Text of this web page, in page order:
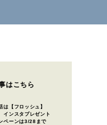
はこちら
は【フロッシュ】
ンスタプレゼント
ペーンは3/28まで